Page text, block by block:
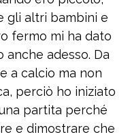
gli altri bambini e
fermo mi ha dato
adesso. Da
a calcio ma non
perciò ho iniziato
partita perché
e dimostrare che